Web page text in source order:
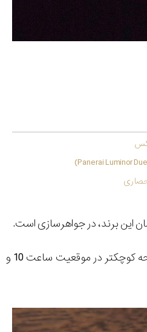
این برند، در جواهر‌سازی است.
در ساعت ماشین زمان 911، استایل نمایش ساعت شبیه به عقربه نمایشگر کپسول اکسیژن است. عقربه ساعت در صفحه کوچکتر در موقعیت ساعت 10 و